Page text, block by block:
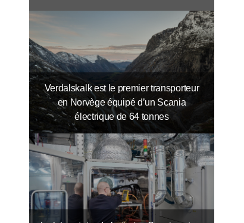
Verdalskalk est le premier transporteur
en Norvège équipé d’un Scania
électrique de 64 tonnes